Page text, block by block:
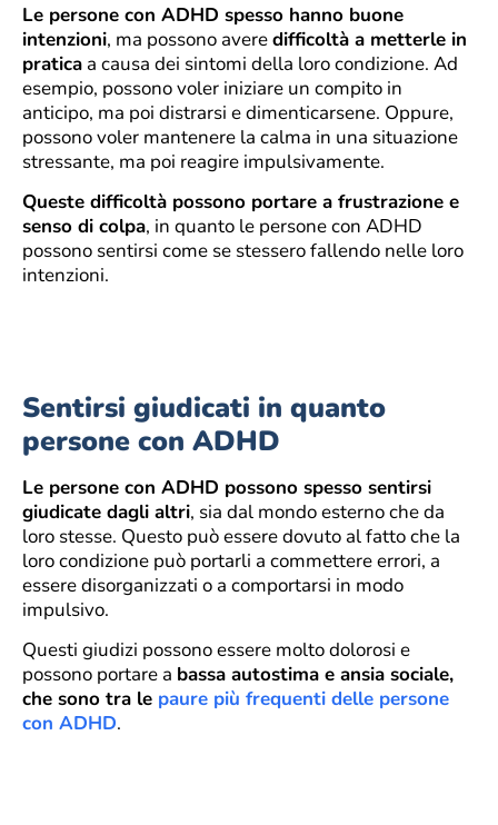
Le persone con ADHD spesso hanno buone
intenzioni, ma possono averedifficoltà a metterle in
pratica a causa dei sintomi della loro condizione. Ad
esempio, possono voler iniziare un compito in
anticipo, ma poi distrarsi e dimenticarsene. Oppure,
possono voler mantenere la calma in una situazione
stressante, ma poi reagire impulsivamente.
Queste difficoltà possono portare a frustrazione e
senso di colpa, in quanto le persone con ADHD
possono sentirsi come se stessero fallendo nelle loro
intenzioni.
Sentirsi giudicati in quanto
persone con ADHD
Le persone con ADHD possono spesso sentirsi
giudicate dagli altri, sia dal mondo esterno che da
loro stesse. Questo può essere dovuto al fatto che la
loro condizione può portarli a commettere errori, a
essere disorganizzati o a comportarsi in modo
impulsivo.
Questi giudizi possono essere molto dolorosi e
possono portare a bassa autostima e ansia sociale,
che sono tra le paure più frequenti delle persone
con ADHD.